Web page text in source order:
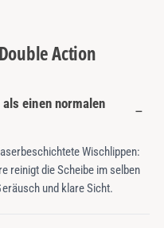
Action
einen normalen
Wischlippen:
reinigt die Scheibe im selben
und klare Sicht.